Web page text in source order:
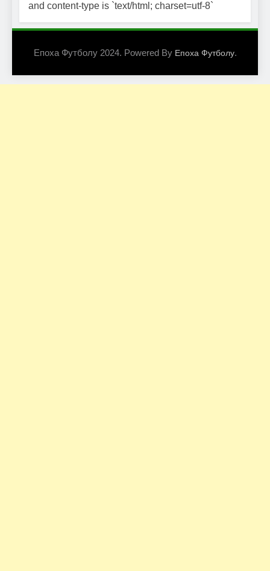
and content-type is `text/html; charset=utf-8`
Епоха Футболу 2024. Powered By Епоха Футболу.